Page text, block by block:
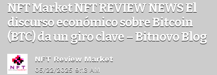
NFT Market NFT REVIEW NEWS El
discurso económico sobre Bitcoin
(BTC) da un giro clave – Bitnovo Blog
NFT Review Market
05/22/2025 9:13 AM